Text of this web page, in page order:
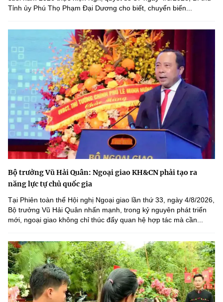
Tỉnh ủy Phú Thọ Phạm Đại Dương cho biết, chuyển biến...
Bộ trưởng Vũ Hải Quân: Ngoại giao KH&CN phải tạo ra
năng lực tự chủ quốc gia
Tại Phiên toàn thể Hội nghị Ngoại giao lần thứ 33, ngày 4/8/2026,
Bộ trưởng Vũ Hải Quân nhấn mạnh, trong kỷ nguyên phát triển
mới, ngoại giao không chỉ thúc đẩy quan hệ hợp tác mà cần...